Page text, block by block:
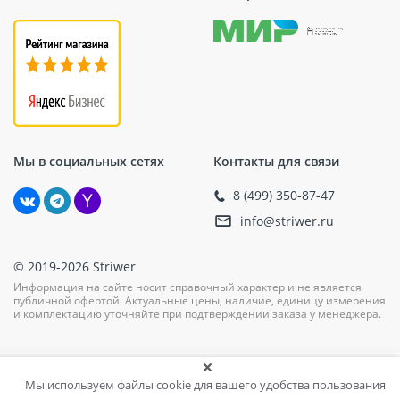
Мы в социальных сетях Контакты для связи
8 (499) 350-87-47
info@striwer.ru
© 2019-2026 Striwer
Информация на сайте носит справочный характер и не является
публичной офертой. Актуальные цены, наличие, единицу измерения
и комплектацию уточняйте при подтверждении заказа у менеджера.
Мы используем файлы cookie для вашего удобства пользования